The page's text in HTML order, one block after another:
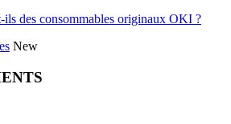
ils des consommables originaux OKI ?
New